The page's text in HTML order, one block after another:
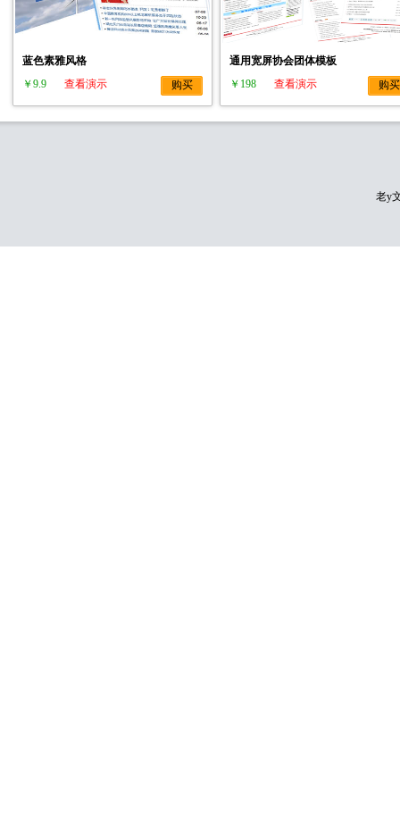
蓝色素雅风格
￥9.9
查看演示 购买
通用宽屏协会团体模板
￥198
查看演示 购买
老y